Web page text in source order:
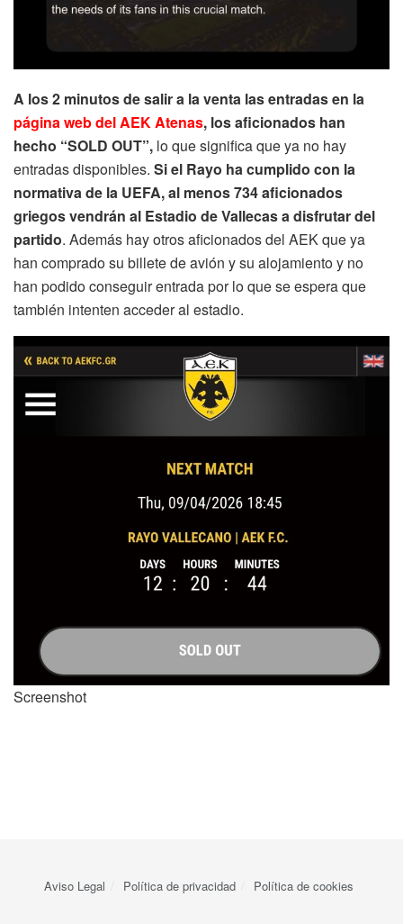
A los 2 minutos de salir a la venta las entradas en la
página web del AEK Atenas, los aficionados han
hecho “SOLD OUT”, lo que significa que ya no hay
entradas disponibles. Si el Rayo ha cumplido con la
normativa de la UEFA, al menos 734 aficionados
griegos vendrán al Estadio de Vallecas a disfrutar del
partido. Además hay otros aficionados del AEK que ya
han comprado su billete de avión y su alojamiento y no
han podido conseguir entrada por lo que se espera que
también intenten acceder al estadio.
Screenshot
Aviso Legal Política de privacidad Política de cookies